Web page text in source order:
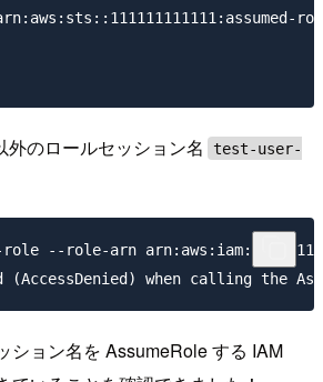
外のロールセッション名
test-user-
role --role-arn
ション名を AssumeRole する IAM